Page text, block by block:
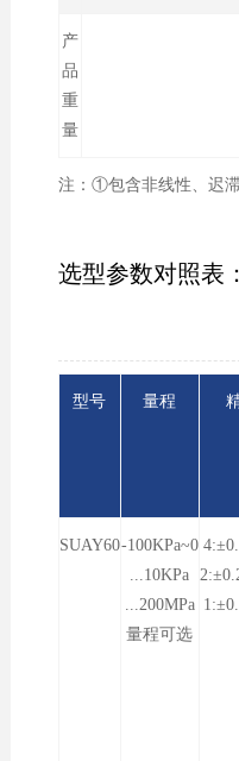
产
品
重
量
注：①包含非线性、迟
选型参数对照表：
型号 量程
SUAY60-100KPa~0
...10KPa
...200MPa
量程可选